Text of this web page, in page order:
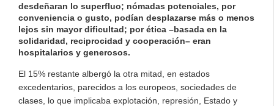
desdeñaran lo superfluo; nómadas potenciales, por
conveniencia o gusto, podían desplazarse más o menos
lejos sin mayor dificultad; por ética –basada en la
solidaridad, reciprocidad y cooperación– eran
hospitalarios y generosos.
El 15% restante albergó la otra mitad, en estados
excedentarios, parecidos a los europeos, sociedades de
clases, lo que implicaba explotación, represión, Estado y